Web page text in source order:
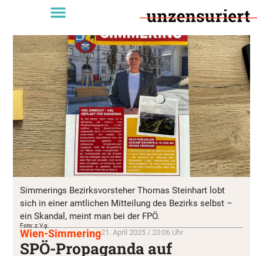
Simmerings Bezirksvorsteher Thomas Steinhart lobt
sich in einer amtlichen Mitteilung des Bezirks selbst –
ein Skandal, meint man bei der FPÖ.
Foto: z.V.g.
Wien-Simmering21. April 2025 / 20:06 Uhr
SPÖ-Propaganda auf